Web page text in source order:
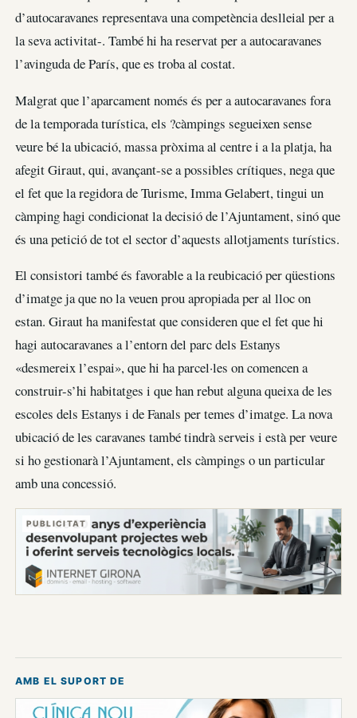
d’autocaravanes representava una competència deslleial per a
la seva activitat-. També hi ha reservat per a autocaravanes
l’avinguda de París, que es troba al costat.
Malgrat que l’aparcament només és per a autocaravanes fora
de la temporada turística, els ?càmpings segueixen sense
veure bé la ubicació, massa pròxima al centre i a la platja, ha
afegit Giraut, qui, avançant-se a possibles crítiques, nega que
el fet que la regidora de Turisme, Imma Gelabert, tingui un
càmping hagi condicionat la decisió de l’Ajuntament, sinó que
és una petició de tot el sector d’aquests allotjaments turístics.
El consistori també és favorable a la reubicació per qüestions
d’imatge ja que no la veuen prou apropiada per al lloc on
estan. Giraut ha manifestat que consideren que el fet que hi
hagi autocaravanes a l’entorn del parc dels Estanys
«desmereix l’espai», que hi ha parcel·les on comencen a
construir-s’hi habitatges i que han rebut alguna queixa de les
escoles dels Estanys i de Fanals per temes d’imatge. La nova
ubicació de les caravanes també tindrà serveis i està per veure
si ho gestionarà l’Ajuntament, els càmpings o un particular
amb una concessió.
PUBLICITAT
AMB EL SUPORT DE